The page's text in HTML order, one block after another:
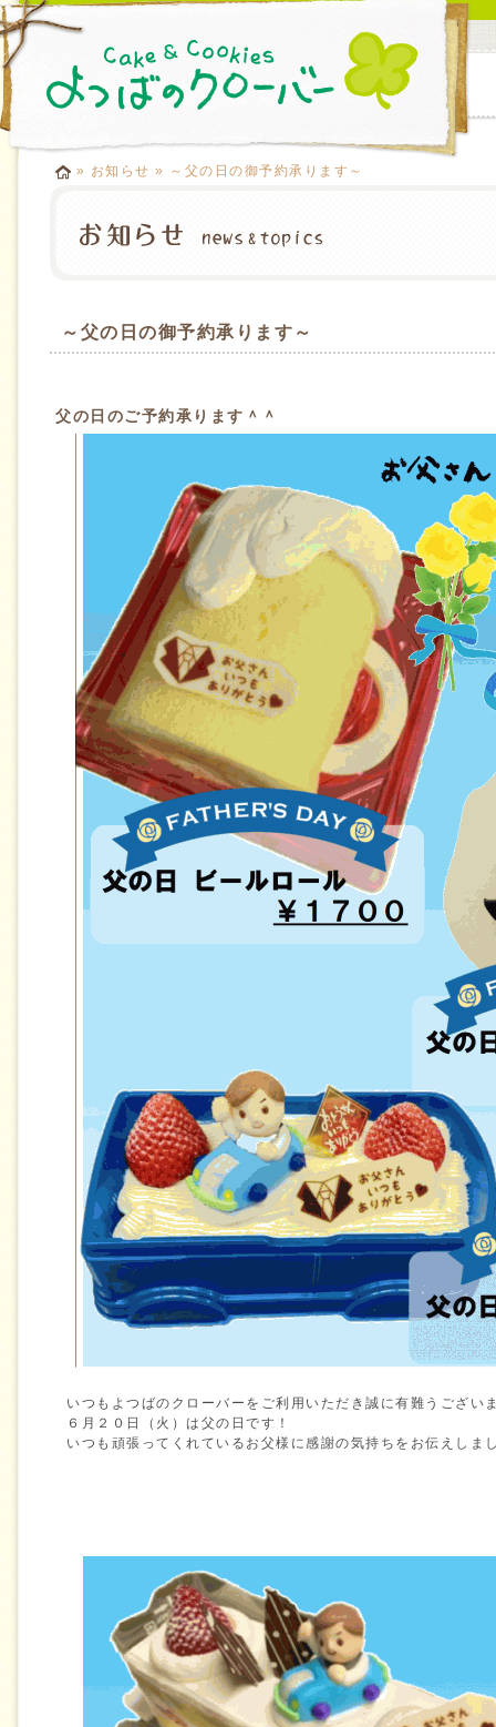
» お知らせ » ～父の日の御予約承ります～
～父の日の御予約承ります～
父の日のご予約承ります＾＾
いつもよつばのクローバーをご利用いただき誠に有難うござい
６月２０日（火）は父の日です！
いつも頑張ってくれているお父様に感謝の気持ちをお伝えしま